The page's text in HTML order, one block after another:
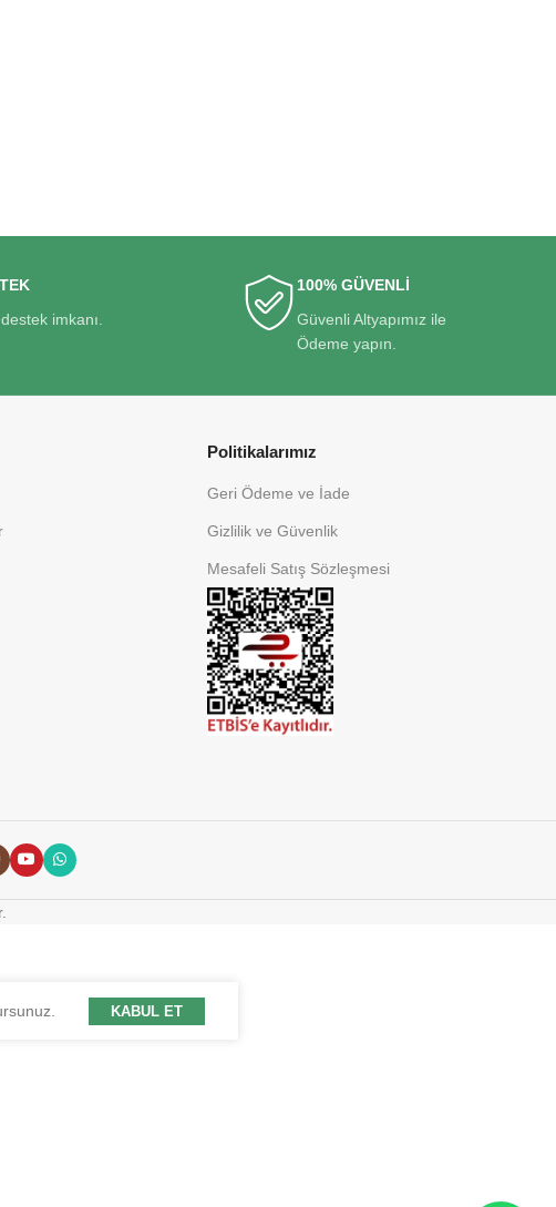
imkanı.
100% GÜVENLİ
Güvenli Altyapımız ile
Ödeme yapın.
Politikalarımız
Geri Ödeme ve İade
Gizlilik ve Güvenlik
Mesafeli Satış Sözleşmesi
KABUL ET